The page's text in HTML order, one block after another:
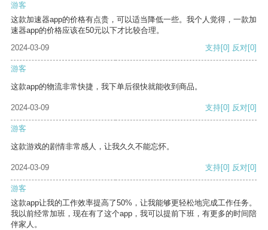
游客
这款加速器app的价格有点贵，可以适当降低一些。我个人觉得，一款加
速器app的价格应该在50元以下才比较合理。
2024-03-09
支持[0] 反对[0]
游客
这款app的物流非常快捷，我下单后很快就能收到商品。
2024-03-09 支持[0] 反对[0]
游客
这款游戏的剧情非常感人，让我久久不能忘怀。
2024-03-09 支持[0] 反对[0]
游客
这款app让我的工作效率提高了50%，让我能够更轻松地完成工作任务。
我以前经常加班，现在有了这个app，我可以提前下班，有更多的时间陪
伴家人。